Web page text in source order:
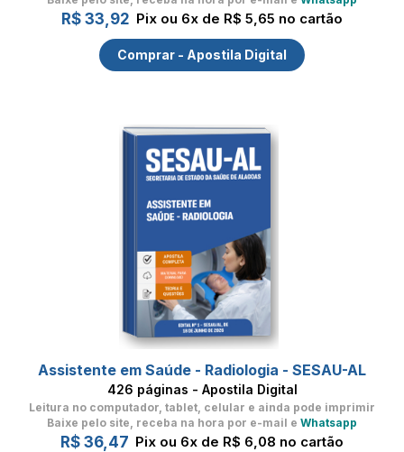
R$ 33,92 Pix ou 6x de R$ 5,65 no cartão
Comprar - Apostila Digital
Assistente em Saúde - Radiologia - SESAU-AL
426 páginas - Apostila Digital
Leitura no computador, tablet, celular e ainda pode imprimir
Baixe pelo site, receba na hora por e-mail e Whatsapp
R$ 36,47 Pix ou 6x de R$ 6,08 no cartão